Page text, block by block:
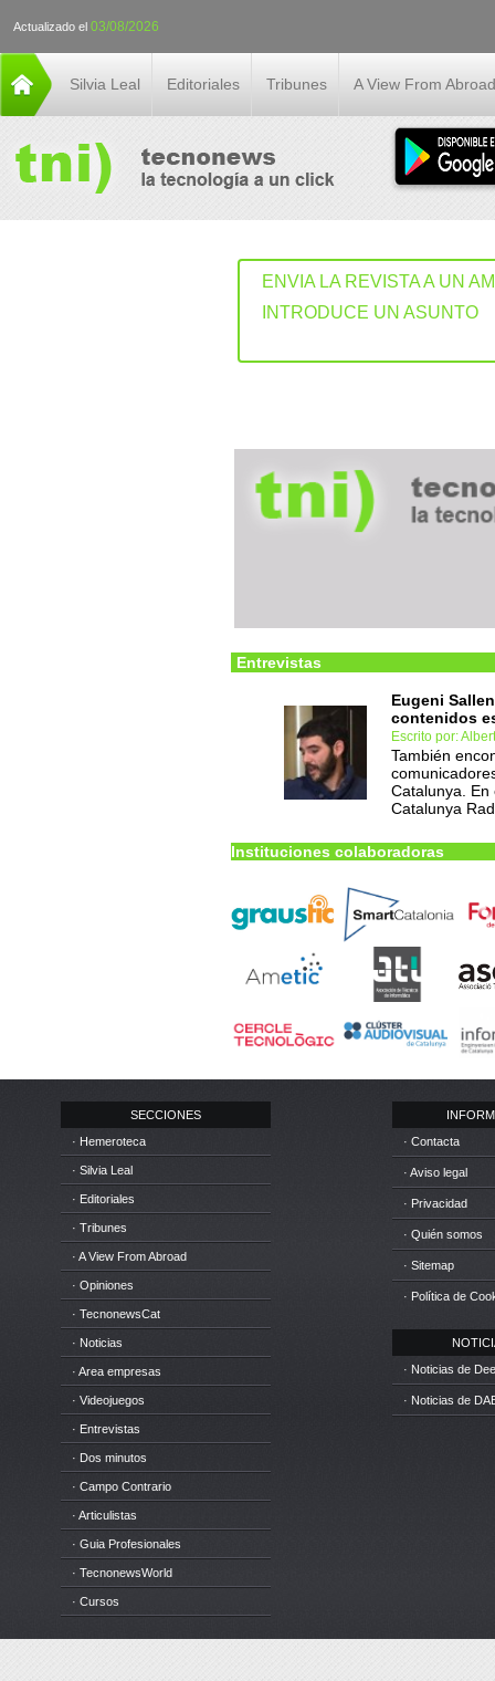
Actualizado el 03/08/2026
Silvia Leal Editoriales Tribunes A View From Abroad
ENVIA LA REVISTA A UN
INTRODUCE UN ASUNTO
Entrevistas
Eugeni
contenidos
Escrito por:
También
Catalunya. En
Catalunya
Instituciones colaboradoras
SECCIONES
· Hemeroteca
· Silvia Leal
· Editoriales
· Tribunes
· A View From Abroad
· Opiniones
· TecnonewsCat
· Noticias
· Area empresas
· Videojuegos
· Entrevistas
· Dos minutos
· Campo Contrario
· Articulistas
· Guia Profesionales
· TecnonewsWorld
· Cursos
· Contacta
· Aviso legal
· Privacidad
· Quién somos
· Sitemap
· Política de
· Noticias de
· Noticias de